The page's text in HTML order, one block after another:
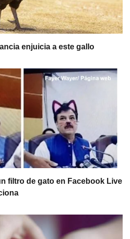
enjuicia a este gallo
filtro de gato en Facebook Live